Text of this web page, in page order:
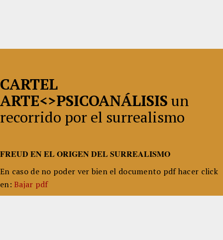
CARTEL
ARTE<>PSICOANÁLISIS un
recorrido por el surrealismo
FREUD EN EL ORIGEN DEL SURREALISMO
En caso de no poder ver bien el documento pdf hacer click
en:Bajar pdf